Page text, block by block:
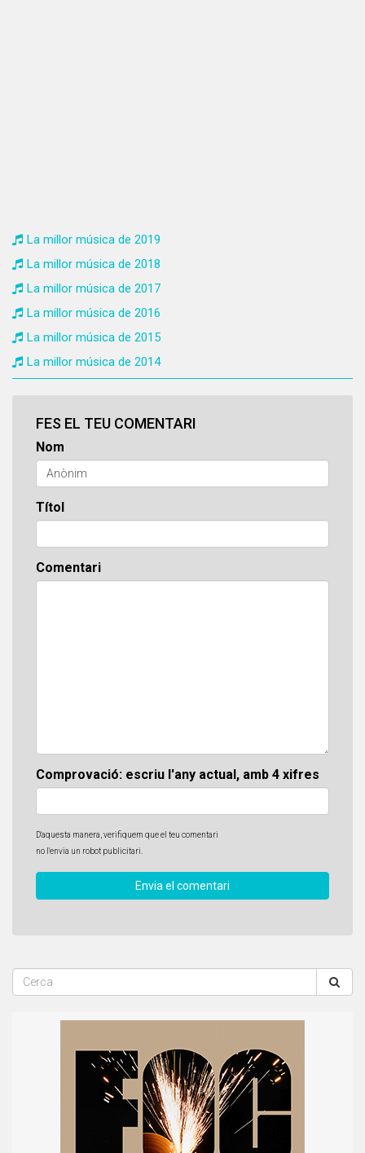
La millor música de 2019
La millor música de 2018
La millor música de 2017
La millor música de 2016
La millor música de 2015
La millor música de 2014
FES EL TEU COMENTARI
Nom
Títol
Comentari
Comprovació: escriu l'any actual, amb 4 xifres
D'aquesta manera, verifiquem que el teu comentari
no l'envia un robot publicitari.